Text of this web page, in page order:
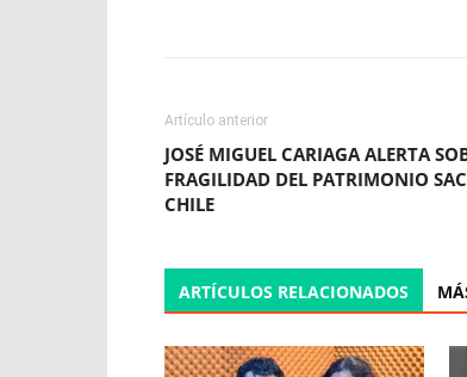
Artículo anterior
JOSÉ MIGUEL CARIAGA ALERTA
FRAGILIDAD DEL PATRIMONIO
CHILE
ARTÍCULOS RELACIONADOS